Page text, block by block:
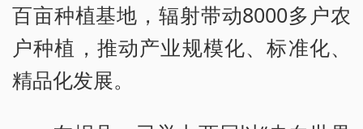
百亩种植基地，辐射带动8000多户农
户种植，推动产业规模化、标准化、
精品化发展。